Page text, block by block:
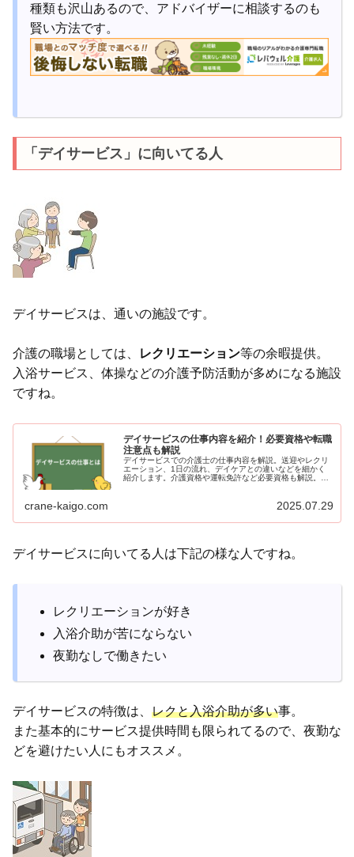
種類も沢山あるので、アドバイザーに相談するのも
賢い方法です。
「デイサービス」に向いてる人
デイサービスは、通いの施設です。
介護の職場としては、 レクリエーション等の余暇提供。
入浴サービス、体操などの介護予防活動が多めになる施設
ですね。
デイサービスの仕事内容を紹介！必要資格や転職
注意点も解説
デイサービスでの介護士の仕事内容を解説。送迎やレクリ
エーション、1日の流れ、デイケアとの違いなどを細かく
紹介します。介護資格や運転免許など必要資格も解説。ま
も、「送迎無し」の職場を選べば安心して働けます。
crane-kaigo.com 2025.07.29
デイサービスに向いてる人は下記の様な人ですね。
レクリエーションが好き
入浴介助が苦にならない
夜勤なしで働きたい
デイサービスの特徴は、 レクと入浴介助が多い事。
また基本的にサービス提供時間も限られてるので、夜勤な
どを避けたい人にもオススメ。